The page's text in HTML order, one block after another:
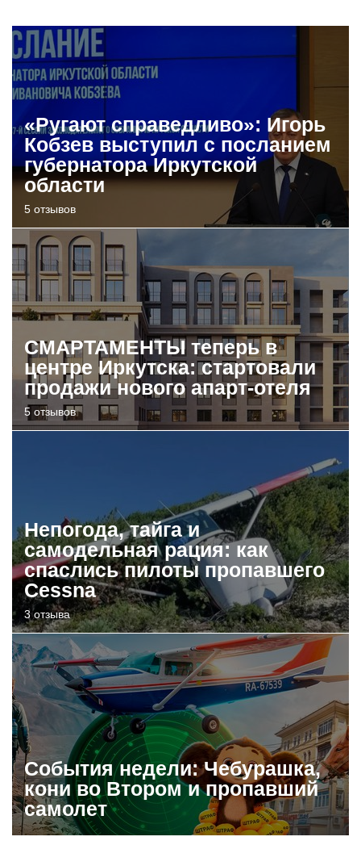
«Ругают справедливо»: Игорь
Кобзев выступил с посланием
губернатора Иркутской
области
5 отзывов
СМАРТАМЕНТЫ теперь в
центре Иркутска: стартовали
продажи нового апарт-отеля
5 отзывов
Непогода, тайга и
самодельная рация: как
спаслись пилоты пропавшего
Cessna
3 отзыва
События недели: Чебурашка,
кони во Втором и пропавший
самолет